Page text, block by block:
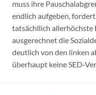
muss ihre
endlich aufgeben,
tatsächllich allerhöchste
ausgerechnet die
deutlich von den linken
überhaupt keine SED-